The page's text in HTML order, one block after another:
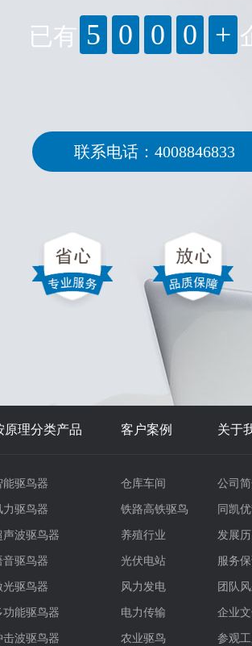
已有 5 0 0 0 +
联系电话：4008846833
原理分类产品 客户案例 关于
能驱鸟器
力驱鸟器
声波驱鸟器
音驱鸟器
光驱鸟器
功能驱鸟器
击波驱鸟器
仓库车间
铁路高铁驱鸟
养殖行业
光伏电站
风力发电
电力传输
农业驱鸟
公司
同凯
发展历
服务
团队
企业
参观